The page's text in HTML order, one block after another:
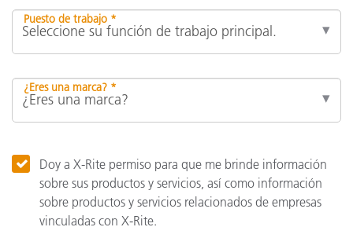
Puesto de trabajo *
¿Eres una marca? *
Doy a X-Rite permiso para que me brinde información
sobre sus productos y servicios, así como información
sobre productos y servicios relacionados de empresas
vinculadas con X-Rite.